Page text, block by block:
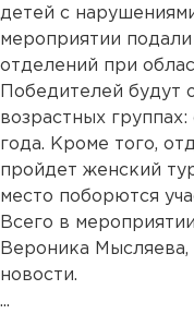
детей с
мероприятии
отделений при
Победителей будут
возрастных группах:
года. Кроме того,
пройдет женский
место поборются
Всего в
Вероника
новости.
...